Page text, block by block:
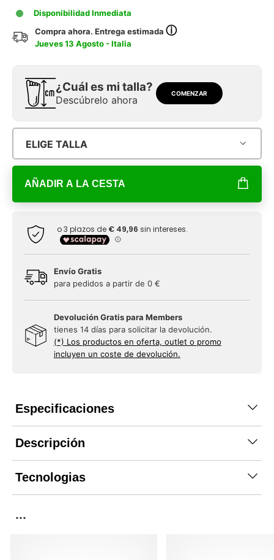
Disponibilidad Inmediata
Compra ahora. Entrega estimadaⓘ
Jueves 13 Agosto - Italia
¿Cuál es mi talla?
Descúbrelo ahora
COMENZAR
ELIGE TALLA
AÑADIR A LA CESTA
Envío Gratis
para pedidos a partir de 0 €
Devolución Gratis para Members
tienes 14 días para solicitar la devolución.
(*) Los productos en oferta, outlet o promo
incluyen un coste de devolución.
Especificaciones
Descripción
Tecnologias
...